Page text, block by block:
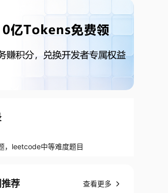
，leetcode中等难度题目
荐 查看更多